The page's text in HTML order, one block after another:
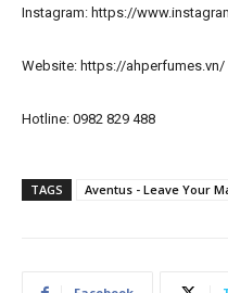
Instagram: https://
Website: https://ahperfumes.vn/
Hotline: 0982 829 488
TAGS Aventus - Leave Your